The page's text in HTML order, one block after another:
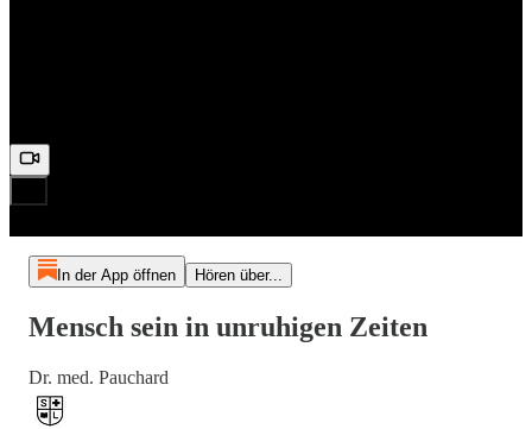
In der App öffnen Hören über...
Mensch sein in unruhigen Zeiten
Dr. med. Pauchard